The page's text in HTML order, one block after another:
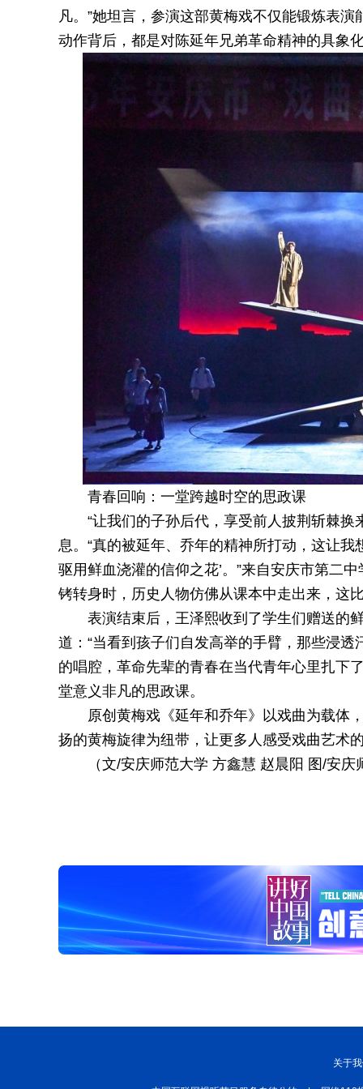
凡。”她坦言，参演这部黄梅戏不仅能锻炼表
动作背后，都是对陈延年兄弟革命精神的具象
青春回响：一堂跨越时空的思政课
“让我们的子孙后代，享受前人披荆斩棘
息。“真的被延年、乔年的精神所打动，这让
驱用鲜血浇灌的信仰之花’。”来自安庆市第二
铐转身时，历史人物仿佛从课本中走出来，这
表演结束后，王泽熙收到了学生们赠送的
道：“当看到孩子们自发高举的手臂，那些浸透
的唱腔，革命先辈的青春在当代青年心里扎下
堂意义非凡的思政课。
原创黄梅戏《延年和乔年》以戏曲为载体
扬的黄梅旋律为纽带，让更多人感受戏曲艺术
（文/安庆师范大学 方鑫慧 赵晨阳 图/安
关于